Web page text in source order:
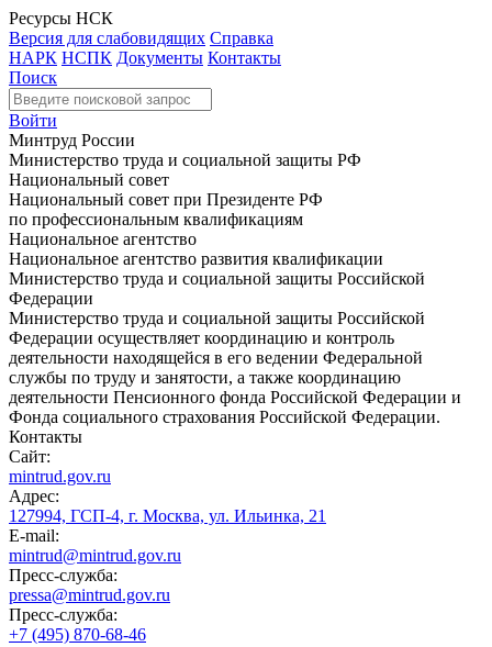
Ресурсы НСК
Версия для слабовидящих Справка
НАРК НСПК Документы Контакты
Поиск
Войти
Минтруд России
Министерство труда и социальной защиты РФ
Национальный совет
Национальный совет при Президенте РФ
по профессиональным квалификациям
Национальное агентство
Национальное агентство развития квалификации
Министерство труда и социальной защиты Российской
Федерации
Министерство труда и социальной защиты Российской
Федерации осуществляет координацию и контроль
деятельности находящейся в его ведении Федеральной
службы по труду и занятости, а также координацию
деятельности Пенсионного фонда Российской Федерации и
Фонда социального страхования Российской Федерации.
Контакты
Сайт:
mintrud.gov.ru
Адрес:
127994, ГСП-4, г. Москва, ул. Ильинка, 21
E-mail:
mintrud@mintrud.gov.ru
Пресс-служба:
pressa@mintrud.gov.ru
Пресс-служба:
+7 (495) 870-68-46